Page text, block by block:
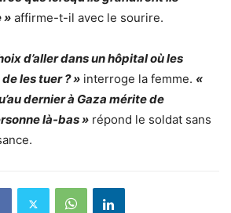
» affirme-t-il avec le sourire.
d’aller dans un hôpital où les
les tuer ? » interroge la femme. «
dernier à Gaza mérite de
là-bas » répond le soldat sans